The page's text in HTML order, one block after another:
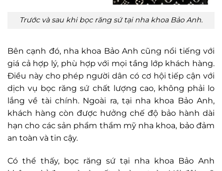
Trước và sau khi bọc răng sứ tại nha khoa Bảo Anh.
Bên cạnh đó, nha khoa Bảo Anh cũng nổi tiếng với
giá cả hợp lý, phù hợp với mọi tầng lớp khách hàng.
Điều này cho phép người dân có cơ hội tiếp cận với
dịch vụ bọc răng sứ chất lượng cao, không phải lo
lắng về tài chính. Ngoài ra, tại nha khoa Bảo Anh,
khách hàng còn được hưởng chế độ bảo hành dài
hạn cho các sản phẩm thẩm mỹ nha khoa, bảo đảm
an toàn và tin cậy.
Có thể thấy, bọc răng sứ tại nha khoa Bảo Anh